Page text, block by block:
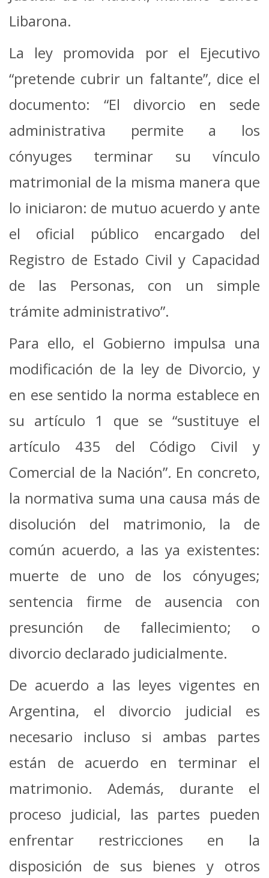
Libarona.
La ley promovida por el Ejecutivo
“pretende cubrir un faltante”, dice el
documento: “El divorcio en sede
administrativa permite a los
cónyuges terminar su vínculo
matrimonial de la misma manera que
lo iniciaron: de mutuo acuerdo y ante
el oficial público encargado del
Registro de Estado Civil y Capacidad
de las Personas, con un simple
trámite administrativo”.
Para ello, el Gobierno impulsa una
modificación de la ley de Divorcio, y
en ese sentido la norma establece en
su artículo 1 que se “sustituye el
artículo 435 del Código Civil y
Comercial de la Nación”. En concreto,
la normativa suma una causa más de
disolución del matrimonio, la de
común acuerdo, a las ya existentes:
muerte de uno de los cónyuges;
sentencia firme de ausencia con
presunción de fallecimiento; o
divorcio declarado judicialmente.
De acuerdo a las leyes vigentes en
Argentina, el divorcio judicial es
necesario incluso si ambas partes
están de acuerdo en terminar el
matrimonio. Además, durante el
proceso judicial, las partes pueden
enfrentar restricciones en la
disposición de sus bienes y otros